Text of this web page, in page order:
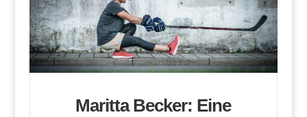
Maritta Becker: Eine